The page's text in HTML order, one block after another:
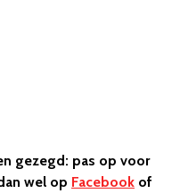
gezegd: pas op voor
wel op Facebook of